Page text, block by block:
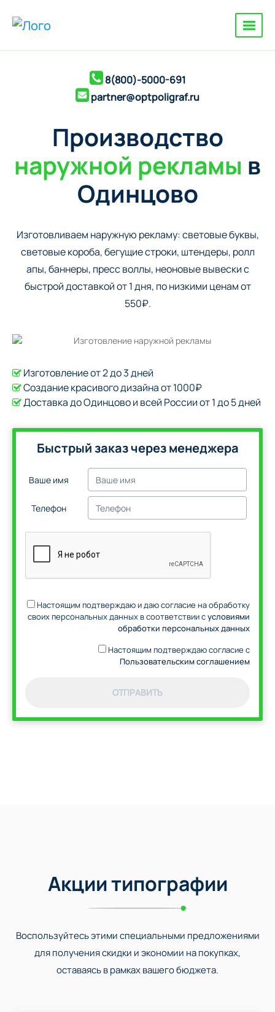
8(800)-5000-691
partner@optpoligraf.ru
Производство
наружной рекламы в
Одинцово
Изготовливаем наружную рекламу: cветовые буквы,
cветовые короба, бегущие строки, штендеры, ролл
апы, баннеры, пресс воллы, неоновые вывески с
быстрой доставкой от 1 дня, по низкими ценам от
550₽.
Изготовление от 2 до 3 дней
Создание красивого дизайна от 1000₽
Доставка до Одинцово и всей России от 1 до 5 дней
Быстрый заказ через менеджера
Ваше имя
Телефон
Настоящим подтверждаю и даю согласие на обработку
своих персональных данных в соответствии сусловиями
обработки персональных данных
Настоящим подтверждаю согласие с
Пользовательским соглашением
ОТПРАВИТЬ
Акции типографии
Воспользуйтесь этими специальными предложениями
для получения скидки и экономии на покупках,
оставаясь в рамках вашего бюджета.